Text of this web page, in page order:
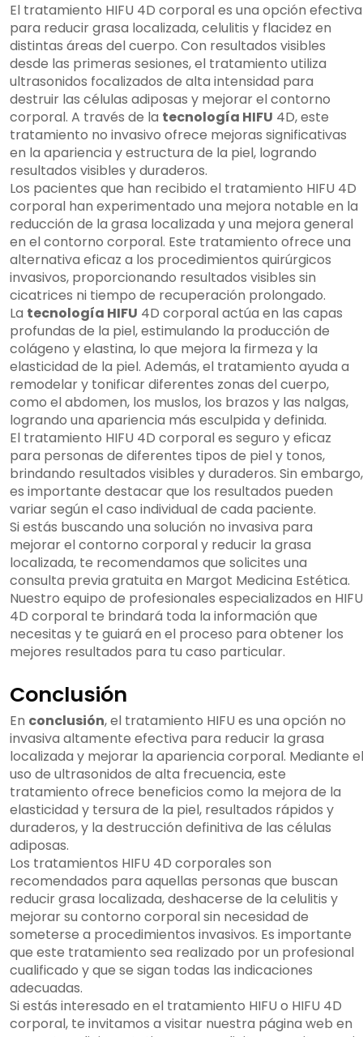
El tratamiento HIFU 4D corporal es una opción efectiva
para reducir grasa localizada, celulitis y flacidez en
distintas áreas del cuerpo. Con resultados visibles
desde las primeras sesiones, el tratamiento utiliza
ultrasonidos focalizados de alta intensidad para
destruir las células adiposas y mejorar el contorno
corporal. A través de la tecnología HIFU 4D, este
tratamiento no invasivo ofrece mejoras significativas
en la apariencia y estructura de la piel, logrando
resultados visibles y duraderos.
Los pacientes que han recibido el tratamiento HIFU 4D
corporal han experimentado una mejora notable en la
reducción de la grasa localizada y una mejora general
en el contorno corporal. Este tratamiento ofrece una
alternativa eficaz a los procedimientos quirúrgicos
invasivos, proporcionando resultados visibles sin
cicatrices ni tiempo de recuperación prolongado.
La tecnología HIFU 4D corporal actúa en las capas
profundas de la piel, estimulando la producción de
colágeno y elastina, lo que mejora la firmeza y la
elasticidad de la piel. Además, el tratamiento ayuda a
remodelar y tonificar diferentes zonas del cuerpo,
como el abdomen, los muslos, los brazos y las nalgas,
logrando una apariencia más esculpida y definida.
El tratamiento HIFU 4D corporal es seguro y eficaz
para personas de diferentes tipos de piel y tonos,
brindando resultados visibles y duraderos. Sin embargo,
es importante destacar que los resultados pueden
variar según el caso individual de cada paciente.
Si estás buscando una solución no invasiva para
mejorar el contorno corporal y reducir la grasa
localizada, te recomendamos que solicites una
consulta previa gratuita en Margot Medicina Estética.
Nuestro equipo de profesionales especializados en HIFU
4D corporal te brindará toda la información que
necesitas y te guiará en el proceso para obtener los
mejores resultados para tu caso particular.
Conclusión
En conclusión, el tratamiento HIFU es una opción no
invasiva altamente efectiva para reducir la grasa
localizada y mejorar la apariencia corporal. Mediante el
uso de ultrasonidos de alta frecuencia, este
tratamiento ofrece beneficios como la mejora de la
elasticidad y tersura de la piel, resultados rápidos y
duraderos, y la destrucción definitiva de las células
adiposas.
Los tratamientos HIFU 4D corporales son
recomendados para aquellas personas que buscan
reducir grasa localizada, deshacerse de la celulitis y
mejorar su contorno corporal sin necesidad de
someterse a procedimientos invasivos. Es importante
que este tratamiento sea realizado por un profesional
cualificado y que se sigan todas las indicaciones
adecuadas.
Si estás interesado en el tratamiento HIFU o HIFU 4D
corporal, te invitamos a visitar nuestra página web en